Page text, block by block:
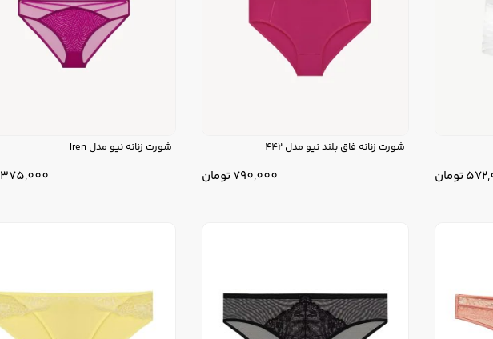
تومان
شورت زنانه فاق بلند نیو مدل 442
790,000تومان
شورت زنانه نیو مدل Iren
375,000